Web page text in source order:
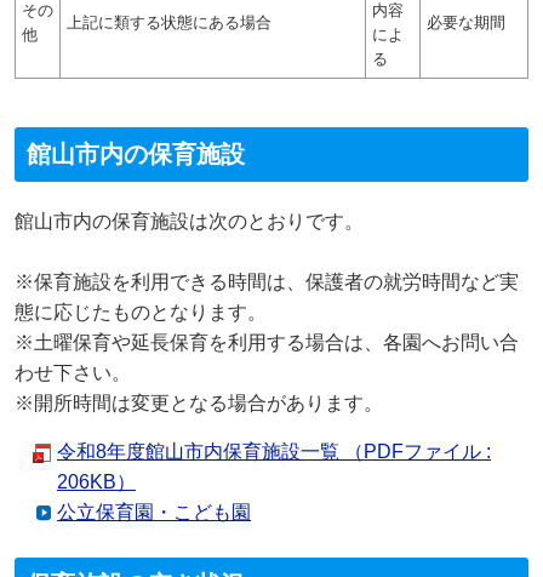
その
他
上記に類する状態にある場合
内容
によ
る
必要な期間
館山市内の保育施設
館山市内の保育施設は次のとおりです。
※保育施設を利用できる時間は、保護者の就労時間など実
態に応じたものとなります。
※土曜保育や延長保育を利用する場合は、各園へお問い合
わせ下さい。
※開所時間は変更となる場合があります。
令和8年度館山市内保育施設一覧 （PDFファイル :
206KB）
公立保育園・こども園